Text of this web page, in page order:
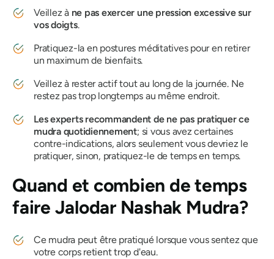
Veillez à ne pas exercer une pression excessive sur
vos doigts.
Pratiquez-la en postures méditatives pour en retirer
un maximum de bienfaits.
Veillez à rester actif tout au long de la journée. Ne
restez pas trop longtemps au même endroit.
Les experts recommandent de ne pas pratiquer ce
mudraquotidiennement; si vous avez certaines
contre-indications, alors seulement vous devriez le
pratiquer, sinon, pratiquez-le de temps en temps.
Quand et combien de temps
faire Jalodar Nashak Mudra?
Ce mudra peut être pratiqué lorsque vous sentez que
votre corps retient trop d'eau.